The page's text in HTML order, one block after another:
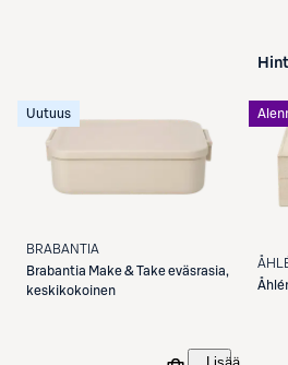
Uutuus
BRABANTIA
Brabantia Make & Take eväsrasia,
keskikokoinen